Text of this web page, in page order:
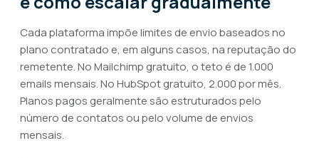
Cada plataforma impõe limites de envio baseados no
plano contratado e, em alguns casos, na reputação do
remetente. No Mailchimp gratuito, o teto é de 1.000
emails mensais. No HubSpot gratuito, 2.000 por mês.
Planos pagos geralmente são estruturados pelo
número de contatos ou pelo volume de envios
mensais.